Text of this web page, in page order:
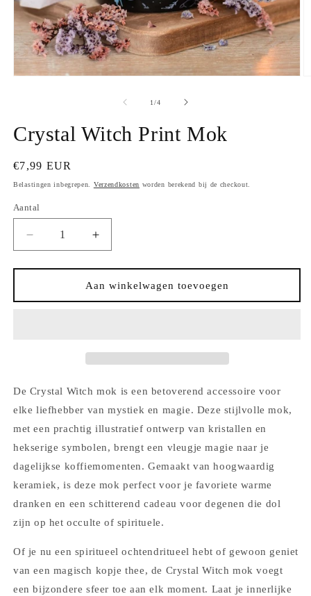
1/van
4
Crystal Witch Print Mok
Normale
prijs
€7,99 EUR
Belastingen inbegrepen. Verzendkosten worden berekend bij de checkout.
Aantal
Aantal
verlagen
voor
Witch
Aantal
verhogen
voor
Crystal
Witch
Aan winkelwagen toevoegen
De Crystal Witch mok is een betoverend accessoire voor
elke liefhebber van mystiek en magie. Deze stijlvolle mok,
met een prachtig illustratief ontwerp van kristallen en
hekserige symbolen, brengt een vleugje magie naar je
dagelijkse koffiemomenten. Gemaakt van hoogwaardig
keramiek, is deze mok perfect voor je favoriete warme
dranken en een schitterend cadeau voor degenen die dol
zijn op het occulte of spirituele.
Of je nu een spiritueel ochtendritueel hebt of gewoon geniet
van een magisch kopje thee, de Crystal Witch mok voegt
een bijzondere sfeer toe aan elk moment. Laat je innerlijke